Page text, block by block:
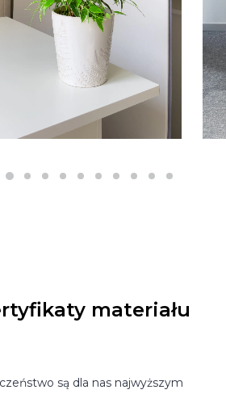
materiału
są dla nas najwyższym